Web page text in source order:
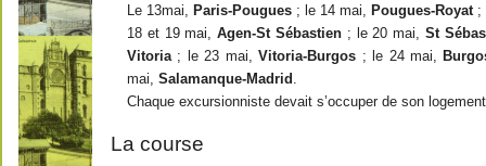
Le 13mai, Paris-Pougues ; le 14 mai, Pougues-Royat ;
18 et 19 mai,Agen-St Sébastien ; le 20 mai,St
Vitoria ; le 23 mai,Vitoria-Burgos ; le 24 mai,
mai, Salamanque-Madrid
Chaque excursionniste devait s’occuper de son
La course